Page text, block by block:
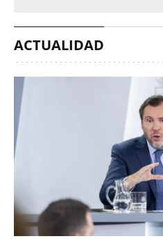
ACTUALIDAD